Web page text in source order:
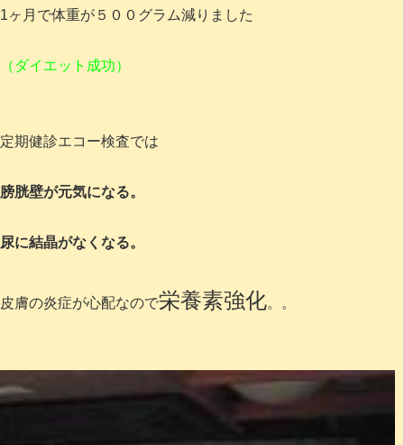
1ヶ月で体重が５００グラム減りました
（ダイエット成功）
定期健診エコー検査では
膀胱壁が元気になる。
尿に結晶がなくなる。
皮膚の炎症が心配なので栄養素強化。。